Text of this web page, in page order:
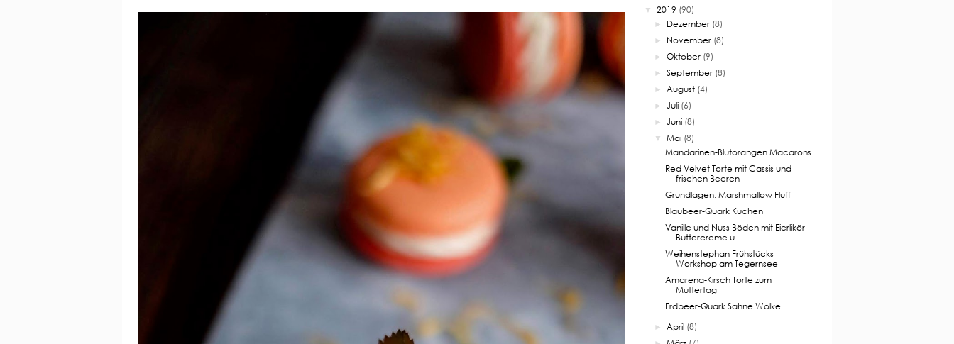
▼ 2019 (90)
► Dezember (8)
► November (8)
►Oktober (9)
►September (8)
►August (4)
►Juli (6)
►Juni (8)
▼ Mai (8)
Mandarinen-Blutorangen Macarons
Red Velvet Torte mit Cassis und
frischen Beeren
Grundlagen: Marshmallow Fluff
Blaubeer-Quark Kuchen
Vanille und Nuss Böden mit Eierlikör
Buttercreme u...
Weihenstephan Frühstücks
Workshop am Tegernsee
Amarena-Kirsch Torte zum
Muttertag
Erdbeer-Quark Sahne Wolke
►April (8)